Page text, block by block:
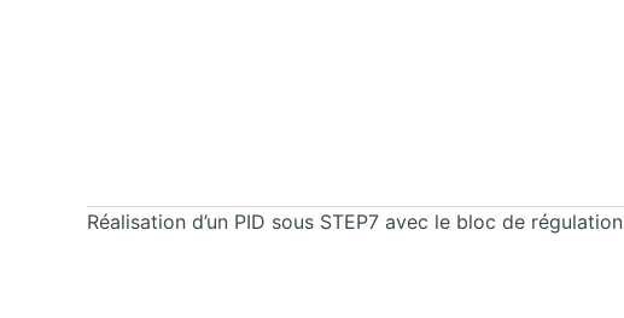
Réalisation d’un PID sous STEP7 avec le bloc de régulation